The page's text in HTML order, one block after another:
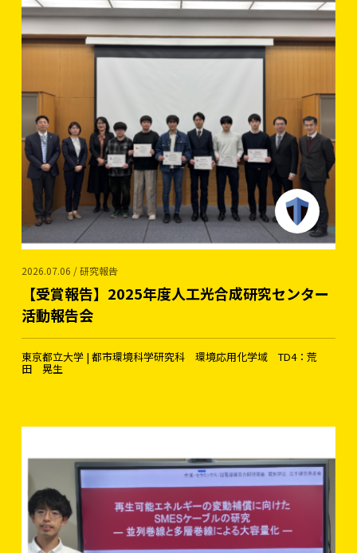
2026.07.06 / 研究報告
【受賞報告】2025年度人工光合成研究センター
活動報告会
東京都立大学 | 都市環境科学研究科 環境応用化学域 TD4：荒
田 晃生